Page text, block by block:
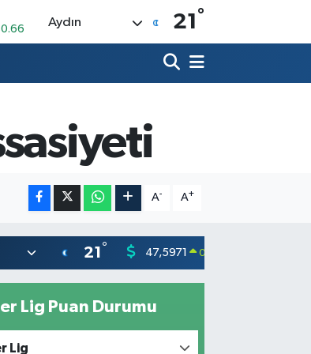
Aydın 21 °
A- A+
21 ° 47,5971 0.05
Lig Puan Durumu
Lig